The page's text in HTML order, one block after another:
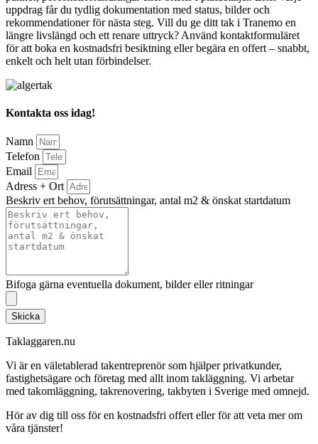
uppdrag får du tydlig dokumentation med status, bilder och
rekommendationer för nästa steg. Vill du ge ditt tak i Tranemo en
längre livslängd och ett renare uttryck? Använd kontaktformuläret
för att boka en kostnadsfri besiktning eller begära en offert – snabbt,
enkelt och helt utan förbindelser.
Kontakta oss idag!
Namn
Telefon
Email
Adress + Ort
Beskriv ert behov, förutsättningar, antal m2 & önskat startdatum
Bifoga gärna eventuella dokument, bilder eller ritningar
Skicka
Taklaggaren.nu
Vi är en väletablerad takentreprenör som hjälper privatkunder,
fastighetsägare och företag med allt inom takläggning. Vi arbetar
med takomläggning, takrenovering, takbyten i Sverige med omnejd.
Hör av dig till oss för en kostnadsfri offert eller för att veta mer om
våra tjänster!